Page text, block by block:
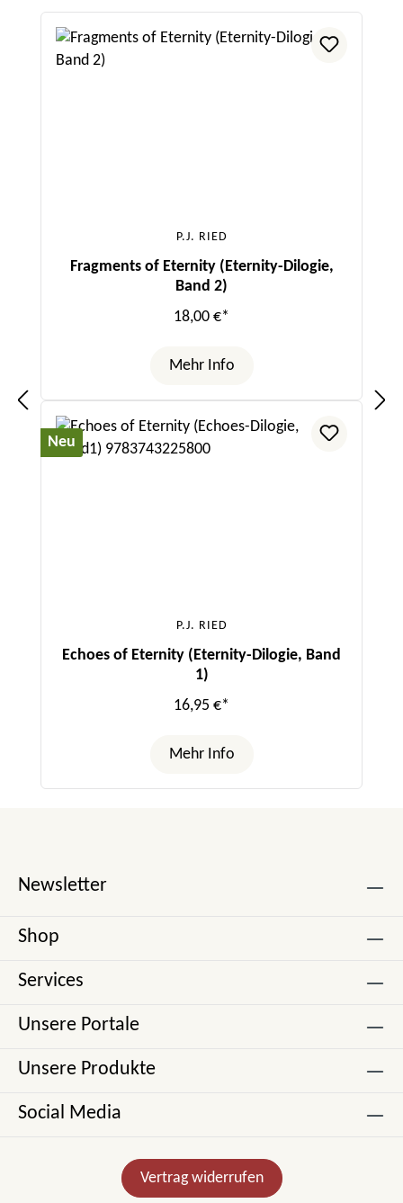
P.J. RIED
Fragments of Eternity (Eternity-Dilogie,
Band 2)
18,00 €*
Mehr Info
Neu
P.J. RIED
Echoes of Eternity (Eternity-Dilogie, Band
1)
16,95 €*
Mehr Info
Newsletter
Shop
Services
Unsere Portale
Unsere Produkte
Social Media
Vertrag widerrufen